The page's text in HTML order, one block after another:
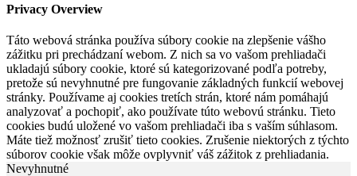
Privacy Overview
Táto webová stránka používa súbory cookie na zlepšenie vášho
zážitku pri prechádzaní webom. Z nich sa vo vašom prehliadači
ukladajú súbory cookie, ktoré sú kategorizované podľa potreby,
pretože sú nevyhnutné pre fungovanie základných funkcií webovej
stránky. Používame aj cookies tretích strán, ktoré nám pomáhajú
analyzovať a pochopiť, ako používate túto webovú stránku. Tieto
cookies budú uložené vo vašom prehliadači iba s vaším súhlasom.
Máte tiež možnosť zrušiť tieto cookies. Zrušenie niektorých z týchto
súborov cookie však môže ovplyvniť váš zážitok z prehliadania.
Nevyhnutné